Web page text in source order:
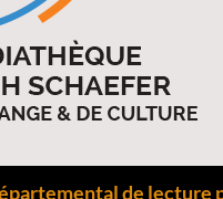
de lecture